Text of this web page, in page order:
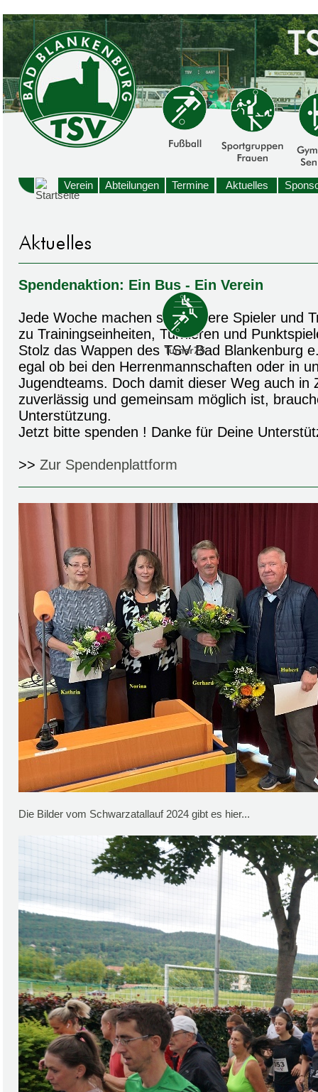
Verein Abteilungen Termine Aktuelles
Spendenaktion: Ein Bus - Ein Verein
Jede Woche machen sich unsere Spieler und
zu Trainingseinheiten, Turnieren und
Stolz das Wappen des TSV Bad Blankenburg
egal ob bei den Herrenmannschaften oder in
Jugendteams. Doch damit dieser Weg auch in
zuverlässig und gemeinsam möglich ist,
Unterstützung.
Jetzt bitte spenden ! Danke für Deine
>> Zur Spendenplattform
Die Bilder vom Schwarzatallauf 2024 gibt es hier...